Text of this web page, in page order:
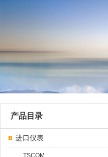
产品目录
进口仪表
TSCOM